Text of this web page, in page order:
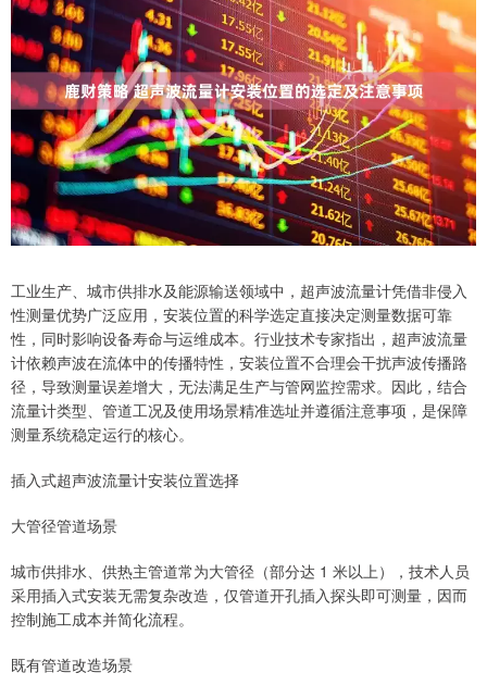
工业生产、城市供排水及能源输送领域中，超声波流量计凭借非侵入
性测量优势广泛应用，安装位置的科学选定直接决定测量数据可靠
性，同时影响设备寿命与运维成本。行业技术专家指出，超声波流量
计依赖声波在流体中的传播特性，安装位置不合理会干扰声波传播路
径，导致测量误差增大，无法满足生产与管网监控需求。因此，结合
流量计类型、管道工况及使用场景精准选址并遵循注意事项，是保障
测量系统稳定运行的核心。
插入式超声波流量计安装位置选择
大管径管道场景
城市供排水、供热主管道常为大管径（部分达 1 米以上），技术人员
采用插入式安装无需复杂改造，仅管道开孔插入探头即可测量，因而
控制施工成本并简化流程。
既有管道改造场景